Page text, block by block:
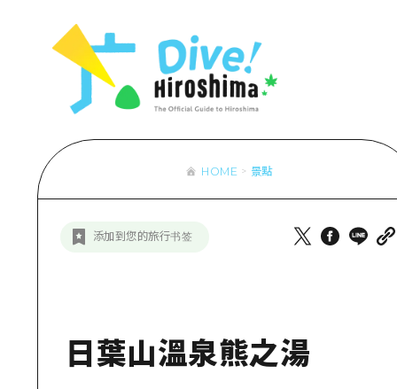
HOME 景點
添加到您的旅行书签
日葉山溫泉熊之湯